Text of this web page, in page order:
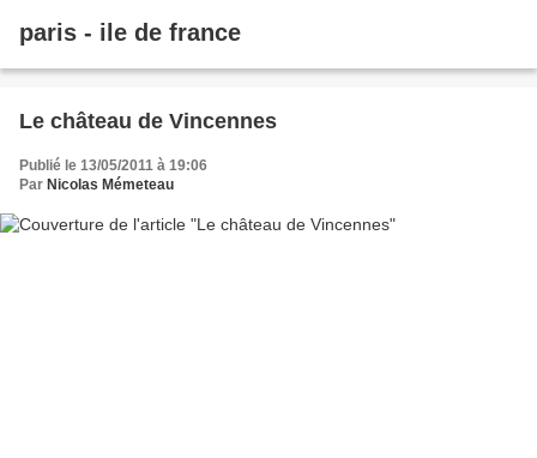
paris - ile de france
Le château de Vincennes
Publié le 13/05/2011 à 19:06
Par Nicolas Mémeteau